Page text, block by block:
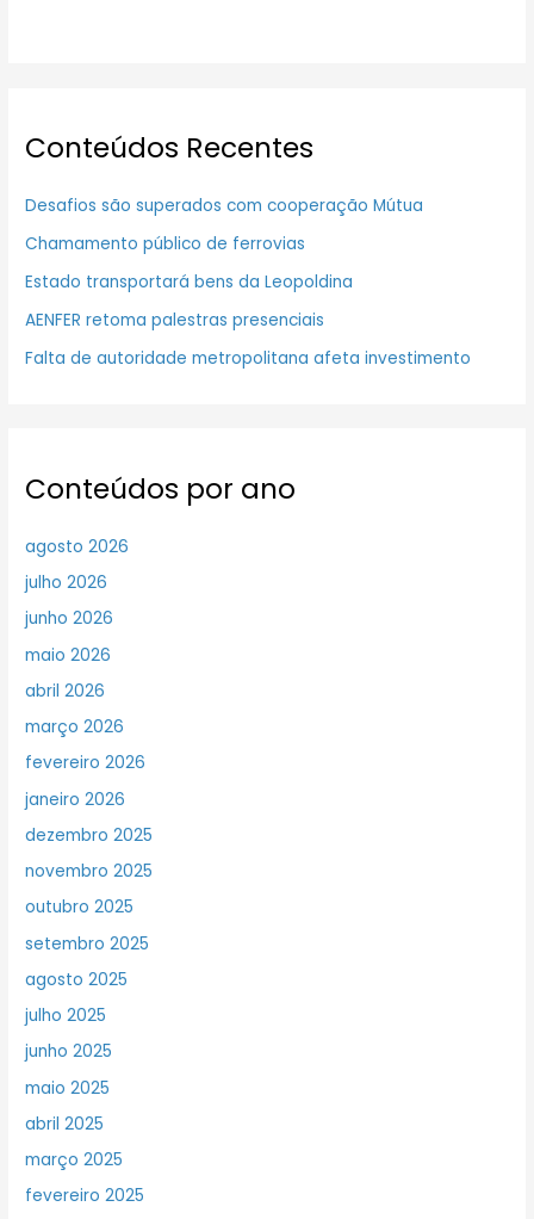
Conteúdos Recentes
Desafios são superados com cooperação Mútua
Chamamento público de ferrovias
Estado transportará bens da Leopoldina
AENFER retoma palestras presenciais
Falta de autoridade metropolitana afeta investimento
Conteúdos por ano
agosto 2026
julho 2026
junho 2026
maio 2026
abril 2026
março 2026
fevereiro 2026
janeiro 2026
dezembro 2025
novembro 2025
outubro 2025
setembro 2025
agosto 2025
julho 2025
junho 2025
maio 2025
abril 2025
março 2025
fevereiro 2025